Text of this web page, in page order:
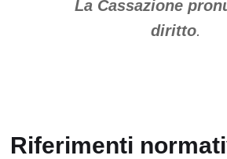
La Cassazione
diritto.
Riferimenti